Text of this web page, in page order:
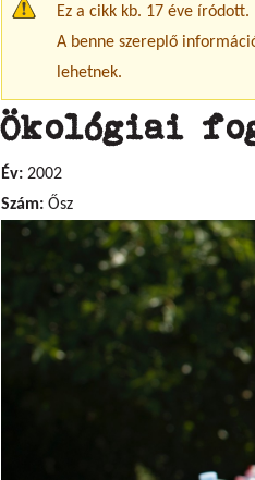
Figyelmeztető üzenet
Ez a cikk kb. 17 éve íródott.
A benne szereplő
lehetnek.
Ökológiai
Év: 2002
Szám: Ősz